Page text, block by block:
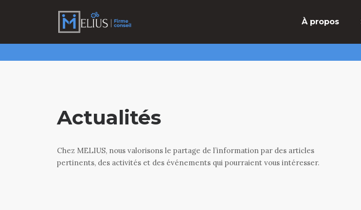
À propos
Actualités
Chez MELIUS, nous valorisons le partage de l’information par des articles
pertinents, des activités et des événements qui pourraient vous intéresser.